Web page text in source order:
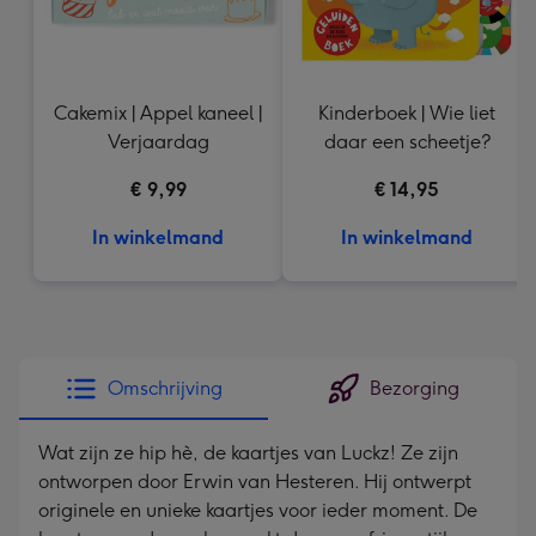
Cakemix | Appel kaneel |
Verjaardag
€ 9,99
In winkelmand
Kinderboek | Wie liet
daar een scheetje?
€ 14,95
In winkelmand
Omschrijving Bezorging
Wat zijn ze hip hè, de kaartjes van Luckz! Ze zijn
ontworpen door Erwin van Hesteren. Hij ontwerpt
originele en unieke kaartjes voor ieder moment. De